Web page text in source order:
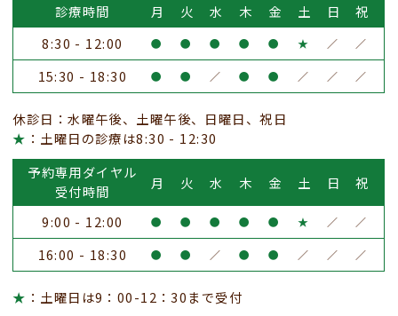
診療時間 月 火 水 木 金 土 日
祝
8:30 - 12:00
● ● ● ● ● ★ ／ ／
15:30 - 18:30 ● ● ／ ● ● ／ ／ ／
休診日：水曜午後、土曜午後、日曜日、祝日
★ ：土曜日の診療は8:30 - 12:30
予約専用ダイヤル
受付時間
月 火 水 木 金 土 日 祝
9:00 - 12:00 ● ● ● ● ● ★ ／ ／
16:00 - 18:30 ● ● ／ ● ● ／ ／ ／
★ ：土曜日は9：00-12：30まで受付